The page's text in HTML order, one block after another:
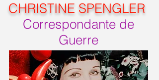
CHRISTINE SPENGLER
Correspondante de
Guerre
& Artiste plasticienne